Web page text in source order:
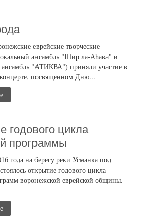
еврейские творческие
ансамбль "Шир ла-Аhава" и
ансамбль "АТИКВА") приняли участие в
посвященном Дню...
годового цикла
программы
года на берегу реки Усманка под
открытие годового цикла
воронежской еврейской общины.